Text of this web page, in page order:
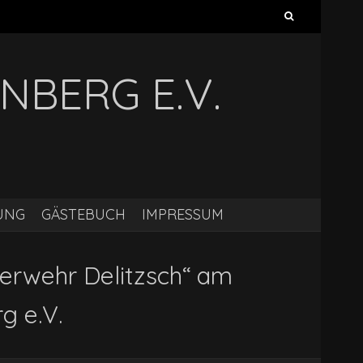
E.V.
GÄSTEBUCH IMPRESSUM
Delitzsch“ am
e.V.